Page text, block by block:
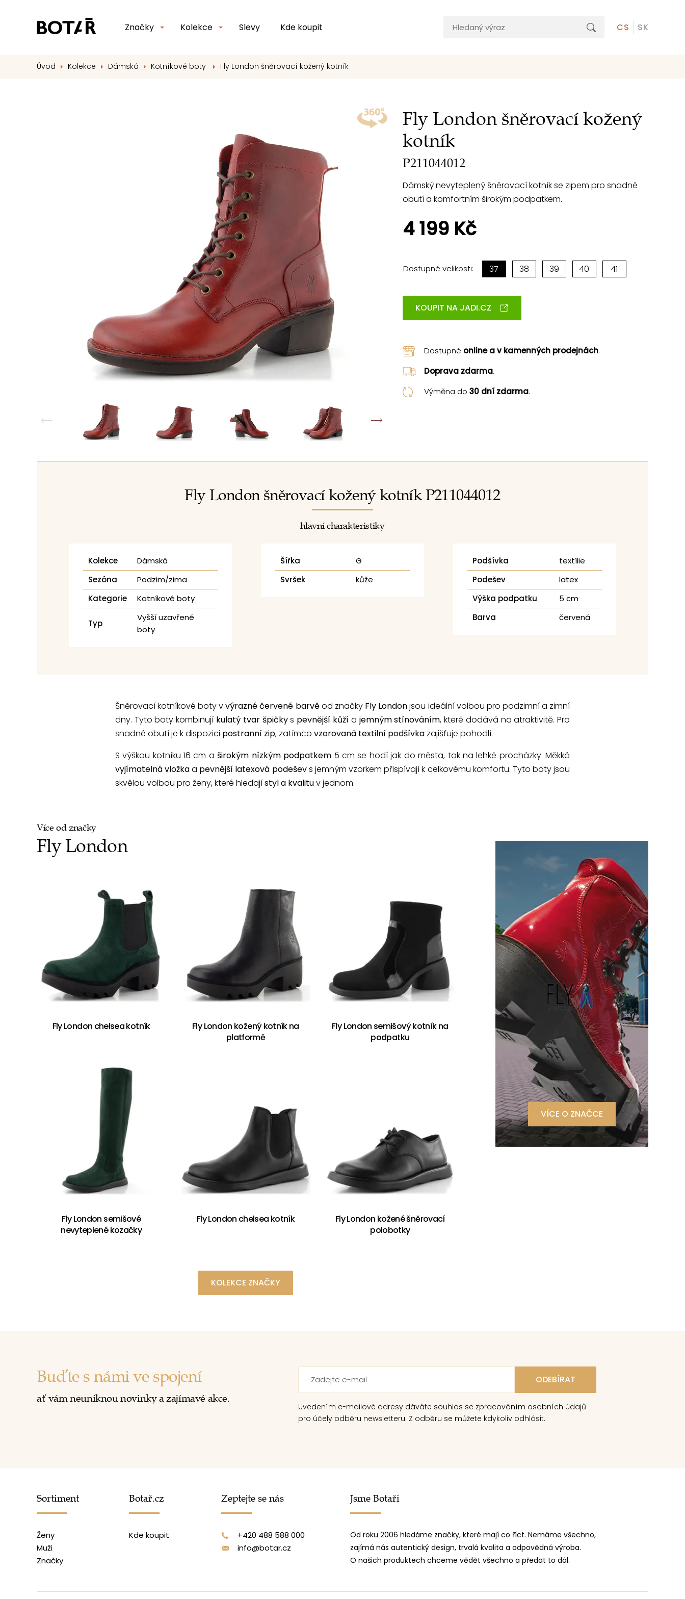
CS SK
Značky Kolekce Slevy Kde koupit
Úvod Kolekce Dámská Kotníkové boty Fly London šněrovací kožený kotník
Fly London šněrovací kožený
kotník
P211044012
Dámský nevyteplený šněrovací kotník se zipem pro snadné
obutí a komfortním širokým podpatkem.
4 199 Kč
Dostupné velikosti: 37 38 39 40 41
KOUPIT NA JADI.CZ
Dostupné online a v kamenných prodejnách.
Doprava zdarma.
Výměna do 30 dní zdarma.
Fly London šněrovací kožený kotník P211044012
hlavní charakteristiky
Kolekce
Dámská
Sezóna
Podzim/zima
Kategorie
Kotníkové boty
Typ
Vyšší uzavřené
boty
Šířka
G
Svršek
kůže
Podšívka
textílie
Podešev
latex
Výška podpatku
5 cm
Barva
červená
Šněrovací kotníkové boty vvýrazné červené barvěod značky Fly Londonjsou ideální volbou pro podzimní a zimní
dny. Tyto boty kombinují kulatý tvar špičkys pevnější kůžía jemným stínováním, které dodává na atraktivitě. Pro
snadné obutí je k dispozici postranní zip, zatímco vzorovaná textilní podšívkazajišťuje pohodlí.
S výškou kotníku 16 cm aširokým nízkým podpatkem 5 cm se hodí jak do města, tak na lehké procházky. Měkká
vyjímatelná vložkaa pevnější latexová podeševs jemným vzorkem přispívají k celkovému komfortu. Tyto boty jsou
skvělou volbou pro ženy, které hledajístyl a kvalituv jednom.
Více od značky
Fly London
Fly London chelsea kotník
Fly London kožený kotník na
platformě
Fly London semišový kotník na
podpatku
Fly London semišové
nevyteplené kozačky
Fly London chelsea kotník
Fly London kožené šněrovací
polobotky
KOLEKCE ZNAČKY
VÍCE O ZNAČCE
Buďte s námi ve spojení
ať vám neuniknou novinky a zajímavé akce.
Uvedením e-mailové adresy dáváte souhlas se zpracováním osobních údajů
pro účely odběru newsletteru. Z odběru se můžete kdykoliv odhlásit.
Sortiment
Ženy
Muži
Značky
Botař.cz
Kde koupit
Zeptejte se nás
+420 488 588 000
info@botar.cz
Jsme Botaři
Od roku 2006 hledáme značky, které mají co říct. Nemáme všechno,
zajímá nás autentický design, trvalá kvalita a odpovědná výroba.
O našich produktech chceme vědět všechno a předat to dál.